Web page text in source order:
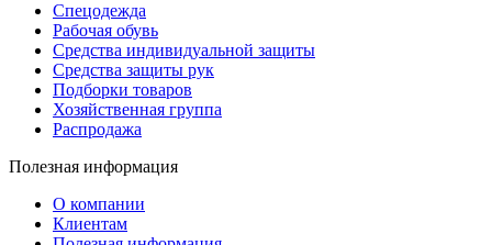
Спецодежда
Рабочая обувь
Средства индивидуальной защиты
Средства защиты рук
Подборки товаров
Хозяйственная группа
Распродажа
Полезная информация
О компании
Клиентам